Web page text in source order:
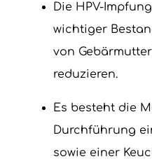
Die HPV-
wichtiger
von
reduzieren.
Es besteht die
Durchführung
sowie einer